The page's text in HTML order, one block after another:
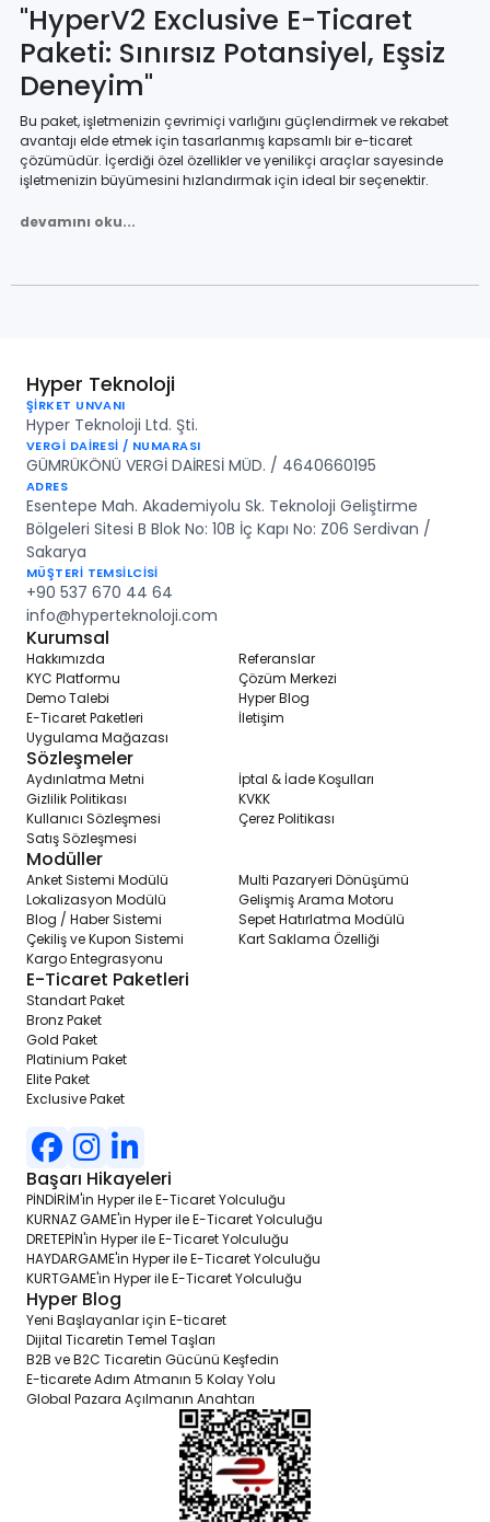
"HyperV2 Exclusive E-Ticaret
Paketi: Sınırsız Potansiyel, Eşsiz
Deneyim"
Bu paket, işletmenizin çevrimiçi varlığını güçlendirmek ve rekabet
avantajı elde etmek için tasarlanmış kapsamlı bir e-ticaret
çözümüdür. İçerdiği özel özellikler ve yenilikçi araçlar sayesinde
işletmenizin büyümesini hızlandırmak için ideal bir seçenektir.
HyperV2 Exclusive Paketi, kullanıcı dostu arayüzüyle dikkat çekerken,
avantajı elde etmenize yardımcı olur.
HyperV2 Exclusive Paketi ile işletmenizin çevrimiçi varlığını
güçlendirin ve müşterilerinizi etkileyici bir alışveriş deneyimiyle
karşılayarak başarıya ulaşın.
HyperV2 Exclusive E-ticaret
Paketi,
işletmenizin başarısını güçlendirmek için kritik öneme sahip bir dizi
temel özelliği içerir. İşte bu özelliklerin bazılarının öne çıkanları:
1. **Css Editör:** İşletmenizin web sitesinin görünümünü
özelleştirmenize olanak tanır, böylece marka kimliğinizi yansıtan
benzersiz bir tasarım oluşturabilirsiniz.
2. **Kampanya Sistemi:** İndirimler, promosyonlar ve özel teklifler
gibi kampanyaları kolayca oluşturabilir ve yönetebilirsiniz, müşteri
tabanınızı genişleterek satışları artırabilirsiniz.
3. **Blog Sistemi:** Müşterilerinize değerli içerik sunmanıza olanak
tanır ve işletmenizin uzmanlığını ve otoritesini artırır.
4. **Yayıncı Sistemi:** Bağlı kuruluşlarla işbirliği yaparak satışlarınızı
artırabilir ve pazar payınızı genişletebilirsiniz.
5. **İlan Sistemi:** Ürünlerinizi etkili bir şekilde listeleyebilir ve
yönetebilirsiniz, müşterilere daha iyi bir alışveriş deneyimi
sunabilirsiniz.
6. **Pazaryeri Entegrasyonları:** Farklı pazaryerlerinde ürünlerinizi
listelemenizi sağlar, böylece müşteri tabanınızı genişleterek satışları
artırabilirsiniz.
7. **Ödeme Entegrasyonları:** Çeşitli ödeme yöntemlerini entegre
ederek müşterilere esneklik ve güvenlik sağlayabilirsiniz.
Tabii, işte HyperV2 Exclusive E-ticaret Paketi'nin diğer temel
8. **Alış İlan Sistemi:** Müşterilerinize ürünlerini listeleme ve satma
olanağı sunar, böylece kullanıcılar arasında etkileşimi artırır ve
işletmenizin büyümesine katkıda bulunur.
9. **İlan Otomatik Teslimat Sistemi:** Siparişlerinizi otomatik olarak
işleme koyarak müşterilere daha hızlı ve verimli hizmet sunmanızı
sağlar.
10. **Çoklu Pazaryeri Entegrasyonları:** Farklı pazaryerlerine
ürünlerinizi entegre ederek daha geniş bir müşteri kitlesine ulaşabilir
ve satışlarınızı artırabilirsiniz.
11. **Paydağılımı Sistemi:** İş ortakları veya bağlı kuruluşlar
aracılığıyla yapılan satışlardan elde edilen geliri adil bir şekilde
12. **Referans Sistemi:** Müşterilerinizi teşvik ederek yeni müşteriler
kazanmanızı sağlar ve müşteri tabanınızı genişleterek satışlarınızı
devamını oku...
Hyper Teknoloji
ŞİRKET UNVANI
Hyper Teknoloji Ltd. Şti.
VERGİ DAİRESİ / NUMARASI
GÜMRÜKÖNÜ VERGİ DAİRESİ MÜD. / 4640660195
ADRES
Esentepe Mah. Akademiyolu Sk. Teknoloji Geliştirme
Bölgeleri Sitesi B Blok No: 10B İç Kapı No: Z06 Serdivan /
Sakarya
MÜŞTERİ TEMSİLCİSİ
+90 537 670 44 64
info@hyperteknoloji.com
Kurumsal
Hakkımızda
KYC Platformu
Demo Talebi
E-Ticaret Paketleri
Uygulama Mağazası
Referanslar
Çözüm Merkezi
Hyper Blog
İletişim
Sözleşmeler
Aydınlatma Metni
Gizlilik Politikası
Kullanıcı Sözleşmesi
Satış Sözleşmesi
İptal & İade Koşulları
KVKK
Çerez Politikası
Modüller
Anket Sistemi Modülü
Lokalizasyon Modülü
Blog / Haber Sistemi
Çekiliş ve Kupon Sistemi
Kargo Entegrasyonu
Multi Pazaryeri Dönüşümü
Gelişmiş Arama Motoru
Sepet Hatırlatma Modülü
Kart Saklama Özelliği
E-Ticaret Paketleri
Standart Paket
Bronz Paket
Gold Paket
Platinium Paket
Elite Paket
Exclusive Paket
Başarı Hikayeleri
PİNDİRİM'in Hyper ile E-Ticaret Yolculuğu
KURNAZ GAME'in Hyper ile E-Ticaret Yolculuğu
DRETEPİN'in Hyper ile E-Ticaret Yolculuğu
HAYDARGAME'in Hyper ile E-Ticaret Yolculuğu
KURTGAME'in Hyper ile E-Ticaret Yolculuğu
Hyper Blog
Yeni Başlayanlar için E-ticaret
Dijital Ticaretin Temel Taşları
B2B ve B2C Ticaretin Gücünü Keşfedin
E-ticarete Adım Atmanın 5 Kolay Yolu
Global Pazara Açılmanın Anahtarı